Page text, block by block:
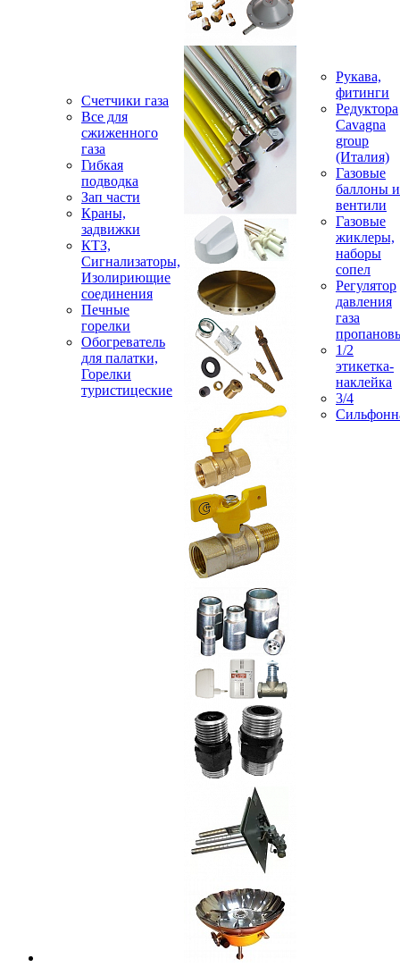
Счетчики газа
Все для
сжиженного
газа
Гибкая
подводка
Зап части
Краны,
задвижки
КТЗ,
Сигнализаторы,
Изолириющие
соединения
Печные
горелки
Обогреватель
для палатки,
Горелки
туристицеские
Рукава,
фитинги
Редуктора
Cavagna
group
(Италия)
Газовые
баллоны и
вентили
Газовые
жиклеры,
наборы
сопел
Регулятор
давления
газа
1/2
этикетка-
наклейка
3/4